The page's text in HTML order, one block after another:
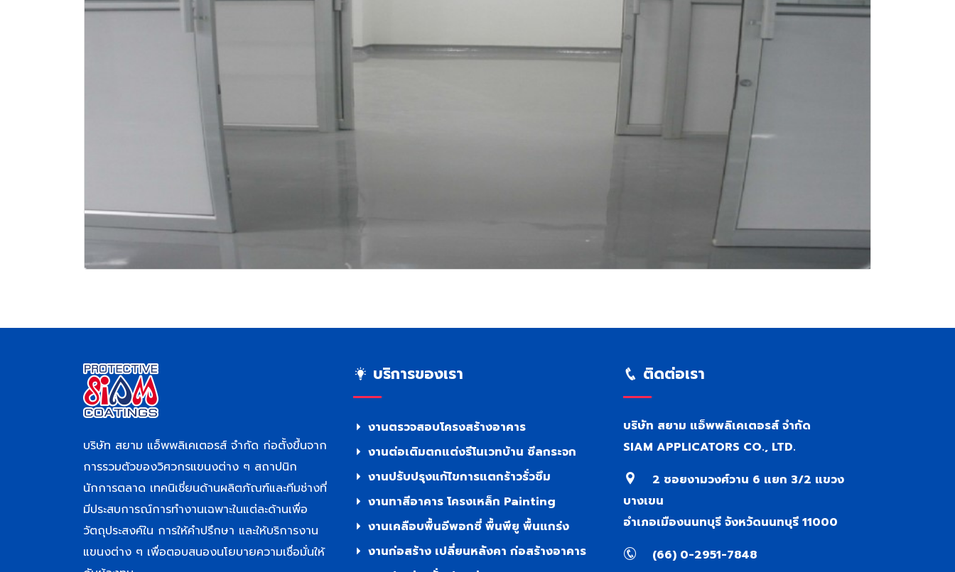
บริษัท สยาม แอ็พพลิเคเตอรส์ จำกัด ก่อตั้งขึ้นจาก
การรวมตัวของวิศวกรแขนงต่าง ๆ สถาปนิก
นักการตลาด เทคนิเชี่ยนด้านผลิตภัณฑ์และทีมช่างที่
มีประสบการณ์การทำงานเฉพาะในแต่ละด้านเพื่อ
วัตถุประสงค์ใน การให้คำปรึกษา และให้บริการงาน
แขนงต่าง ๆ เพื่อตอบสนองนโยบายความเชื่อมั่นให้
บริการของเรา
งานตรวจสอบโครงสร้างอาคาร
งานต่อเติมตกแต่งรีโนเวทบ้าน ซีลกระจก
งานปรับปรุงแก้ไขการแตกร้าวรั่วซึม
งานทาสีอาคาร โครงเหล็ก Painting
งานเคลือบพื้นอีพอกซี่ พื้นพียู พื้นแกร่ง
งานก่อสร้าง เปลี่ยนหลังคา ก่อสร้างอาคาร
ติดต่อเรา
บริษัท สยาม แอ็พพลิเคเตอรส์ จำกัด
SIAM APPLICATORS CO., LTD.
2 ซอยงามวงศ์วาน 6 แยก 3/2 แขวง
บางเขน
อำเภอเมืองนนทบุรี จังหวัดนนทบุรี 11000
(66) 0-2951-7848